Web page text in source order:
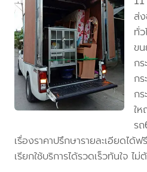
ส่
ทั่
ข
ก
ก
ก
ใ
ร
เรื่องราคาปรึกษารายละเอียดได้
เรียกใช้บริการได้รวดเร็วทันใจ ไ